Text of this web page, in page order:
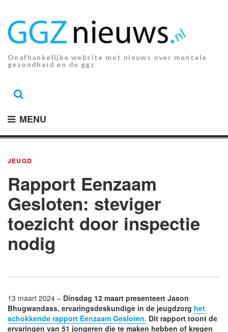
inhoud.
Onafhankelijke website met nieuws over mentale
gezondheid en de ggz
MENU
JEUGD
Rapport Eenzaam
Gesloten: steviger
toezicht door inspectie
nodig
13 maart 2024 – Dinsdag 12 maart presenteert Jason
Bhugwandass, ervaringsdeskundige in de jeugdzorg het
schokkende rapport Eenzaam Gesloten. Dit rapport toont de
ervaringen van 51 jongeren die te maken hebben of kregen